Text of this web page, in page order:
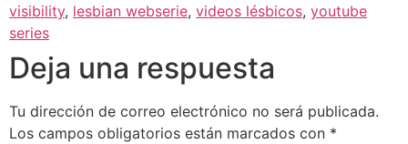
visibility, lesbian webserie, videos lésbicos, youtube
series
Deja una respuesta
Tu dirección de correo electrónico no será publicada.
Los campos obligatorios están marcados con *